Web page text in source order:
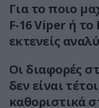
Για το ποιο
F-16 Viper ή το
εκτενείς
Οι διαφορές
δεν είναι
καθοριστικά